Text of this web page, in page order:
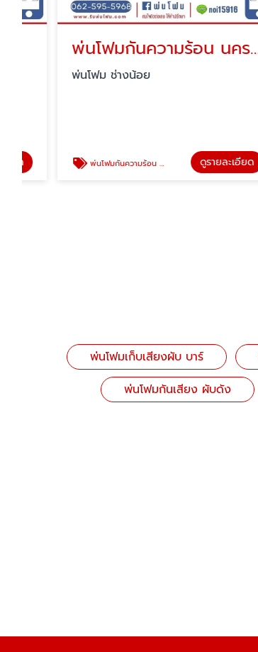
พ่นโฟมกันความร้อน นครสวรรค์
พ่นโฟม ช่างน้อย
พ่นโฟมกันความร้อน นครสวรรค์ ดูรายละเอียด
พ่นโฟมเก็บเสียงผับ บาร์
พ่นโฟมกันเสียง ผับดัง